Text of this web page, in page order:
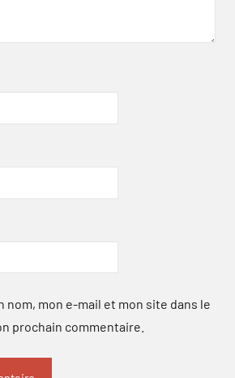
nom, mon e-mail et mon site dans le
prochain commentaire.